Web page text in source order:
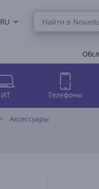
RU
ИТ Телефоны
Аксессуары